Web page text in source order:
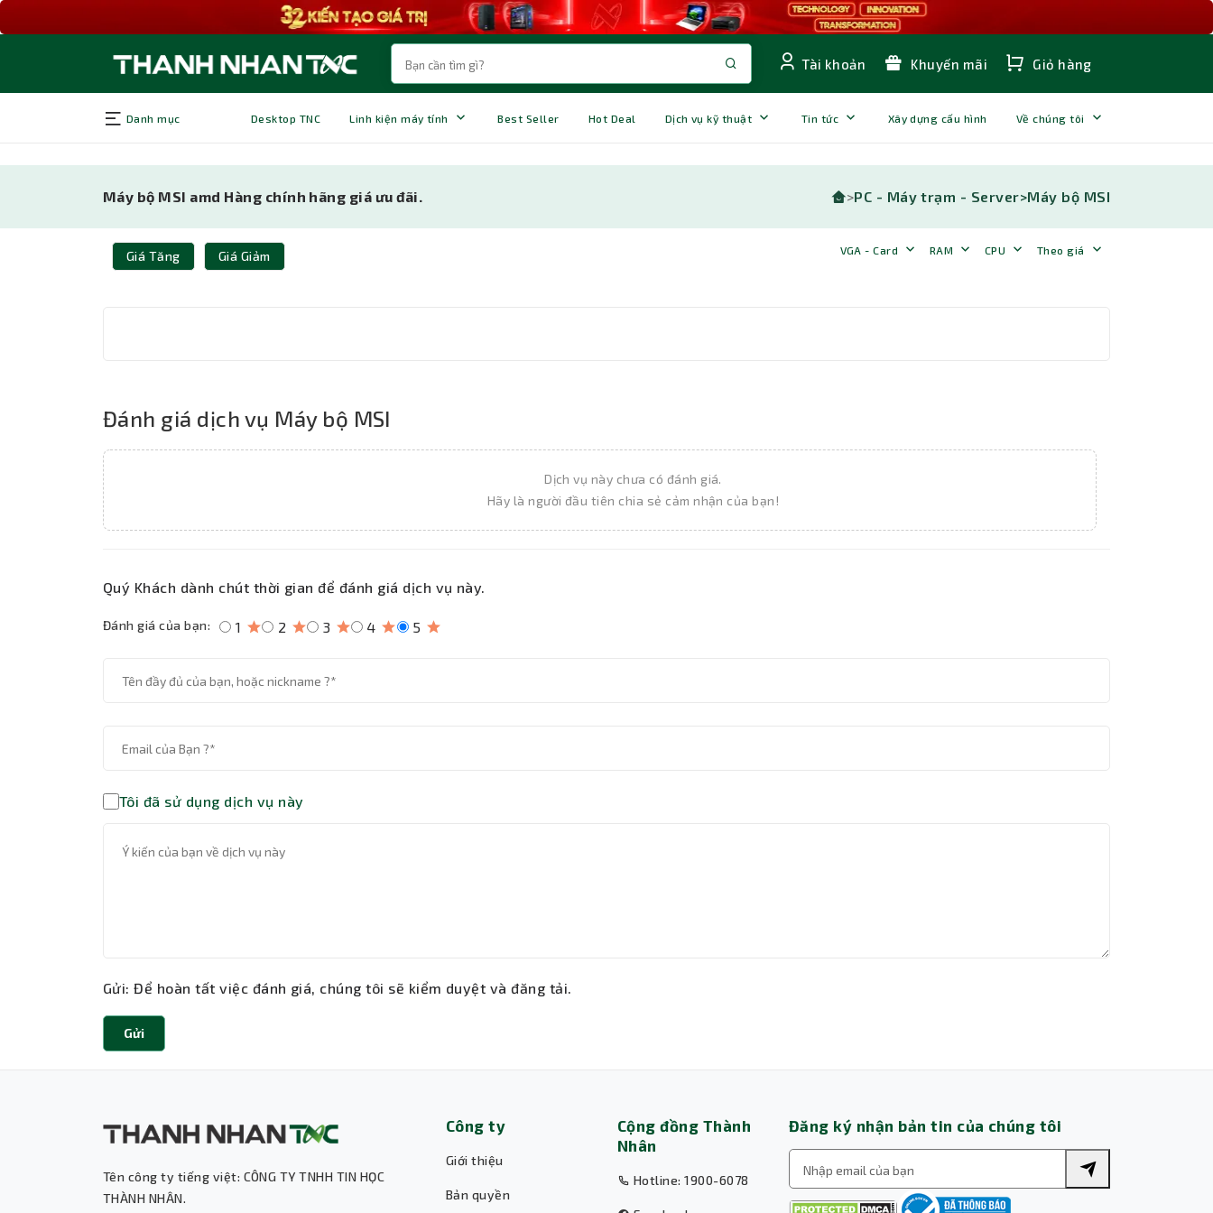
Tài khoản Khuyến mãi Giỏ hàng
Danh mục Desktop TNC Linh kiện máy tính Best Seller Hot Deal Dịch vụ kỹ thuật Tin tức Xây dựng cấu hình Về chúng tôi
Máy bộ MSI amd Hàng chính hãng giá ưu đãi. >PC - Máy trạm - Server>Máy bộ MSI
Giá Tăng Giá Giảm VGA - Card RAM CPU Theo giá
Đánh giá dịch vụ Máy bộ MSI
Dịch vụ này chưa có đánh giá.
Hãy là người đầu tiên chia sẻ cảm nhận của bạn!
Quý Khách dành chút thời gian để đánh giá dịch vụ này.
Đánh giá của bạn: 1 2 3 4 5
Tôi đã sử dụng dịch vụ này
Gửi: Để hoàn tất việc đánh giá, chúng tôi sẽ kiểm duyệt và đăng tải.
Gửi
Tên công ty tiếng việt: CÔNG TY TNHH TIN HỌC
THÀNH NHÂN.
Công ty
Giới thiệu
Bản quyền
Cộng đồng Thành
Nhân
Hotline: 1900-6078
Đăng ký nhận bản tin của chúng tôi